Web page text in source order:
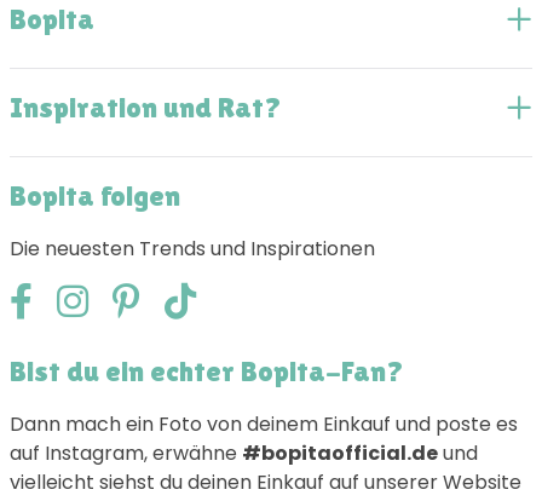
Bopita
Inspiration und Rat?
Bopita folgen
Die neuesten Trends und Inspirationen
Bist du ein echter Bopita-Fan?
Dann mach ein Foto von deinem Einkauf und poste es
auf Instagram, erwähne #bopitaofficial.deund
vielleicht siehst du deinen Einkauf auf unserer Website